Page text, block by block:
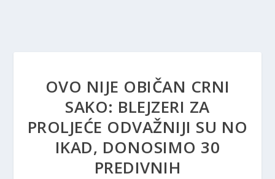
OVO NIJE OBIČAN CRNI
SAKO: BLEJZERI ZA
PROLJEĆE ODVAŽNIJI SU NO
IKAD, DONOSIMO 30
PREDIVNIH